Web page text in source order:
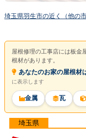
埼玉県羽生市の近く（他の
屋根修理の工事店には板金
根材があります。
あなたのお家の屋根材
に表示します
金属 瓦
埼玉県